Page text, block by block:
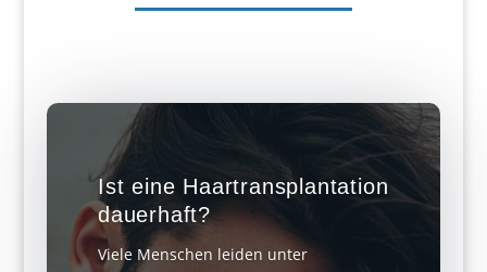
Ist eine Haartransplantation
dauerhaft?
Viele Menschen leiden unter